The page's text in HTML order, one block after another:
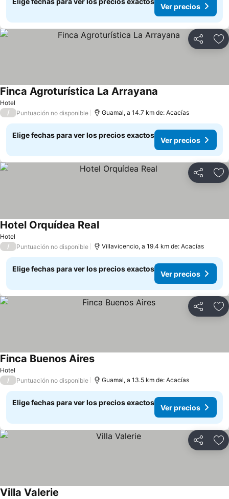
Ver precios
Compartir
Hotel
Finca Agroturística La Arrayana
/ Puntuación no disponible Guamal, a 14.7 km de: Acacías
Elige fechas para ver los precios exactos
Ver precios
Compartir
Hotel
Hotel Orquídea RealVer precios
/ Puntuación no disponible Villavicencio, a 19.4 km de: Acacías
Elige fechas para ver los precios exactos
Ver precios
Compartir
Hotel
Finca Buenos AiresVer precios
/ Puntuación no disponible Guamal, a 13.5 km de: Acacías
Elige fechas para ver los precios exactos
Ver precios
Compartir
Villa Valerie